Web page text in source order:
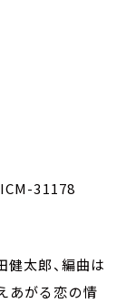
31178
健太郎、編曲は
あがる恋の情